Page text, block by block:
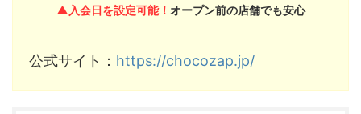
▲入会日を設定可能！ オープン前の店舗でも安心
公式サイト： https://chocozap.jp/